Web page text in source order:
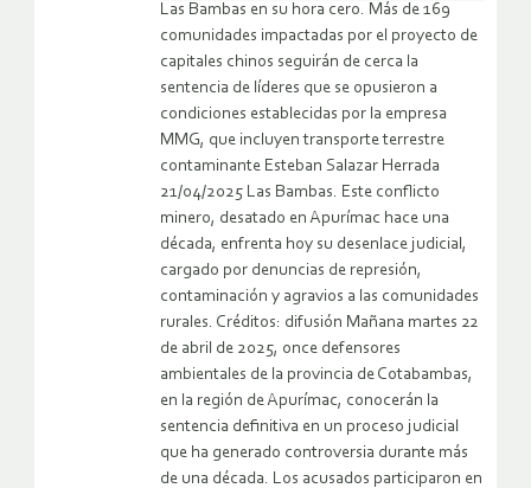
Las Bambas en su hora cero. Más de 169
comunidades impactadas por el proyecto de
capitales chinos seguirán de cerca la
sentencia de líderes que se opusieron a
condiciones establecidas por la empresa
MMG, que incluyen transporte terrestre
contaminante Esteban Salazar Herrada
21/04/2025 Las Bambas. Este conflicto
minero, desatado en Apurímac hace una
década, enfrenta hoy su desenlace judicial,
cargado por denuncias de represión,
contaminación y agravios a las comunidades
rurales. Créditos: difusión Mañana martes 22
de abril de 2025, once defensores
ambientales de la provincia de Cotabambas,
en la región de Apurímac, conocerán la
sentencia definitiva en un proceso judicial
que ha generado controversia durante más
de una década. Los acusados participaron en